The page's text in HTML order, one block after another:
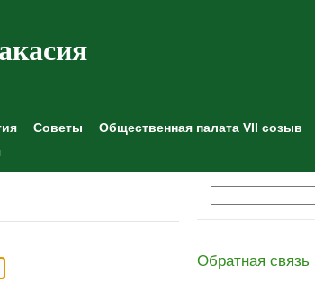
Советы Общественная палата VII созыв
Обратная связь